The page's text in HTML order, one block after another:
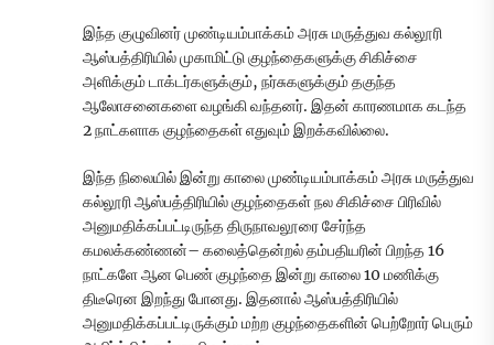
இந்த குழுவினர் முண்டியம்பாக்கம் அரசு மருத்துவ கல்லூரி
ஆஸ்பத்திரியில் முகாமிட்டு குழந்தைகளுக்கு சிகிச்சை
அளிக்கும் டாக்டர்களுக்கும், நர்சுகளுக்கும் தகுந்த
ஆலோசனைகளை வழங்கி வந்தனர். இதன் காரணமாக கடந்த
2 நாட்களாக குழந்தைகள் எதுவும் இறக்கவில்லை.
இந்த நிலையில் இன்று காலை முண்டியம்பாக்கம் அரசு மருத்துவ
கல்லூரி ஆஸ்பத்திரியில் குழந்தைகள் நல சிகிச்சை பிரிவில்
அனுமதிக்கப்பட்டிருந்த திருநாவலூரை சேர்ந்த
கமலக்கண்ணன்– கலைத்தென்றல் தம்பதியரின் பிறந்த 16
நாட்களே ஆன பெண் குழந்தை இன்று காலை 10 மணிக்கு
திடீரென இறந்து போனது. இதனால் ஆஸ்பத்திரியில்
அனுமதிக்கப்பட்டிருக்கும் மற்ற குழந்தைகளின் பெற்றோர் பெரும்